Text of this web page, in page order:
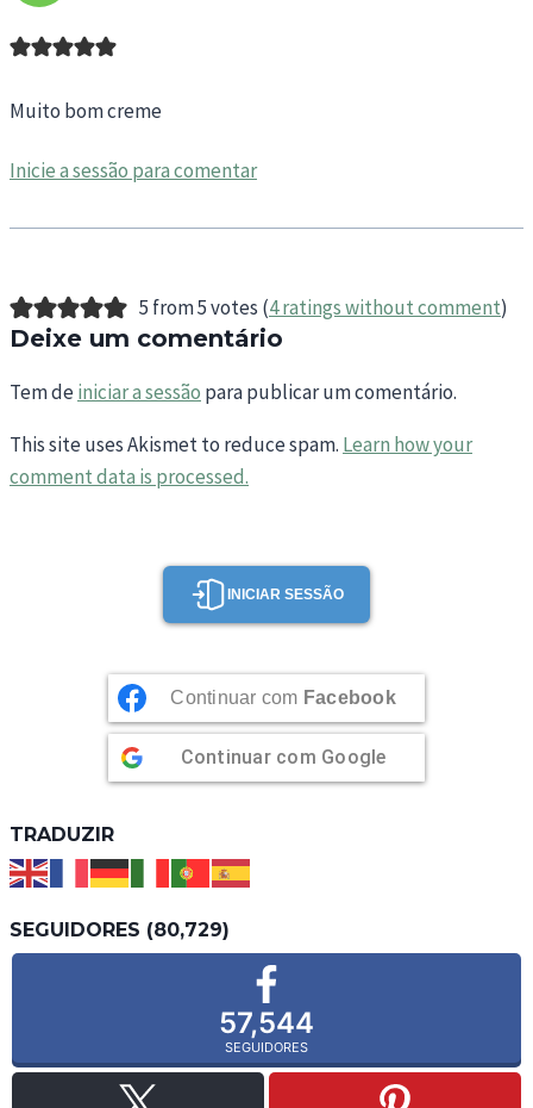
Muito bom creme
Inicie a sessão para comentar
5 from 5 votes (4 ratings without comment)
Deixe um comentário
Tem deiniciar a sessão para publicar um comentário.
This site uses Akismet to reduce spam. Learn how your
comment data is processed.
INICIAR SESSÃO
Continuar com Facebook
Continuar com Google
TRADUZIR
SEGUIDORES (80,729)
57,544
SEGUIDORES